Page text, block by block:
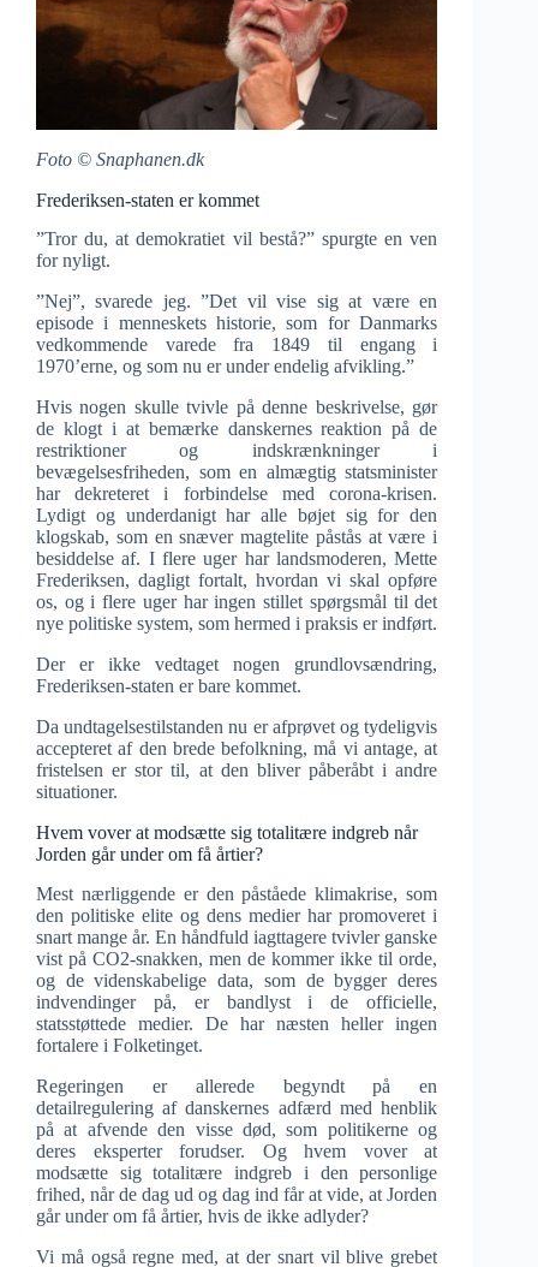
Foto © Snaphanen.dk
Frederiksen-staten er kommet
”Tror du, at demokratiet vil bestå?” spurgte en ven
for nyligt.
”Nej”, svarede jeg. ”Det vil vise sig at være en
episode i menneskets historie, som for Danmarks
vedkommende varede fra 1849 til engang i
1970’erne, og som nu er under endelig afvikling.”
Hvis nogen skulle tvivle på denne beskrivelse, gør
de klogt i at bemærke danskernes reaktion på de
restriktioner og indskrænkninger i
bevægelsesfriheden, som en almægtig statsminister
har dekreteret i forbindelse med corona-krisen.
Lydigt og underdanigt har alle bøjet sig for den
klogskab, som en snæver magtelite påstås at være i
besiddelse af. I flere uger har landsmoderen, Mette
Frederiksen, dagligt fortalt, hvordan vi skal opføre
os, og i flere uger har ingen stillet spørgsmål til det
nye politiske system, som hermed i praksis er indført.
Der er ikke vedtaget nogen grundlovsændring,
Frederiksen-staten er bare kommet.
Da undtagelsestilstanden nu er afprøvet og tydeligvis
accepteret af den brede befolkning, må vi antage, at
fristelsen er stor til, at den bliver påberåbt i andre
situationer.
Hvem vover at modsætte sig totalitære indgreb når
Jorden går under om få årtier?
Mest nærliggende er den påståede klimakrise, som
den politiske elite og dens medier har promoveret i
snart mange år. En håndfuld iagttagere tvivler ganske
vist på CO2-snakken, men de kommer ikke til orde,
og de videnskabelige data, som de bygger deres
indvendinger på, er bandlyst i de officielle,
statsstøttede medier. De har næsten heller ingen
fortalere i Folketinget.
Regeringen er allerede begyndt på en
detailregulering af danskernes adfærd med henblik
på at afvende den visse død, som politikerne og
deres eksperter forudser. Og hvem vover at
modsætte sig totalitære indgreb i den personlige
frihed, når de dag ud og dag ind får at vide, at Jorden
går under om få årtier, hvis de ikke adlyder?
Vi må også regne med, at der snart vil blive grebet